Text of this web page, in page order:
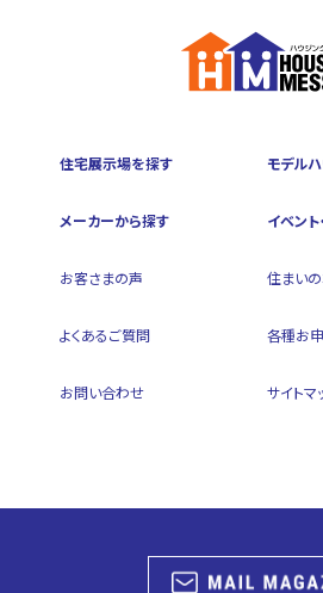
住宅展示場を探す モデル
メーカーから探す イベント
お客さまの声 住まい
よくあるご質問 各種お
お問い合わせ サイトマ